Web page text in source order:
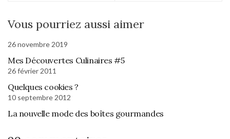
Vous pourriez aussi aimer
26 novembre 2019
Mes Découvertes Culinaires #5
26 février 2011
Quelques cookies ?
10 septembre 2012
La nouvelle mode des boîtes gourmandes